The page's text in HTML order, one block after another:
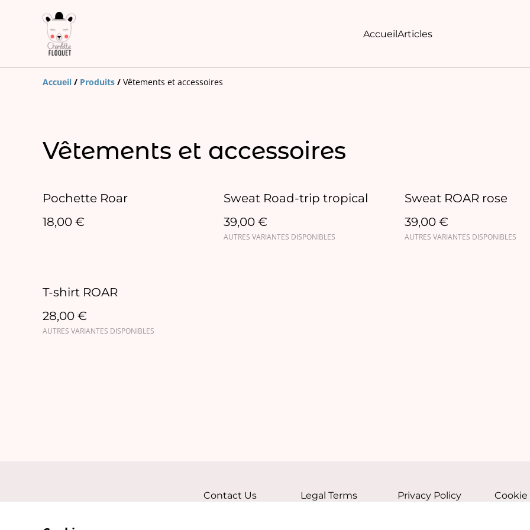
AccueilArticles
Accueil / Produits / Vêtements et accessoires
Vêtements et accessoires
Pochette Roar
18,00 €
Sweat Road-trip tropical
39,00 €
AUTRES VARIANTES DISPONIBLES
Sweat ROAR rose
39,00 €
AUTRES VARIANTES DISPONIBLES
T-shirt ROAR
28,00 €
AUTRES VARIANTES DISPONIBLES
Contact Us Legal Terms Privacy Policy Cookie